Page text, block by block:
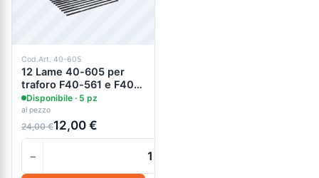
Cod.Art. 40-605
12 Lame 40-605 per
traforo F40-561 e F40-
562
Disponibile · 5 pz
al pezzo
24,00 €12,00 €
−